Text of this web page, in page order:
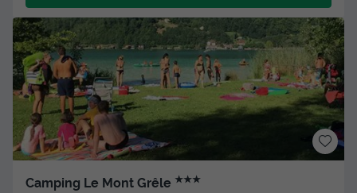
Camping Le Mont Grêle ★★★